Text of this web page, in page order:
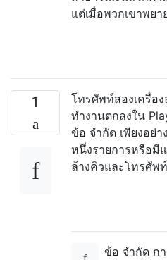
แต่เมื่อพวกเขาพย
1
โทรศัพท์สองเครื่อ
ทำงานตกลงใน
ข้อ จำกัด เพียงอย่า
หนึ่งรายการหรือมี
ล้างคิวและโทรศัพ
ข้อ จำกัด กา